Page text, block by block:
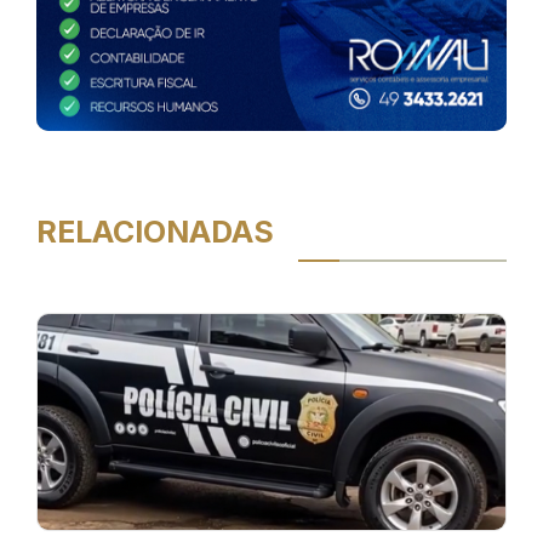
RELACIONADAS